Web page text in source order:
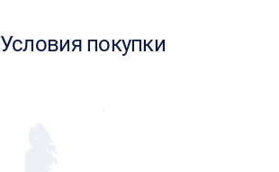
Условия покупки